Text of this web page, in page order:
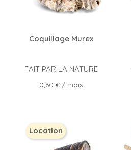
Coquillage Murex
FAIT PAR LA NATURE
Prix
0,60 € / mois
Location